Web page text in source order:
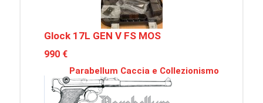
Glock 17L GEN V FS MOS
990 €
Parabellum Caccia e Collezionismo